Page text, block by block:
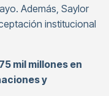
Además, Saylor
institucional
mil millones en
y